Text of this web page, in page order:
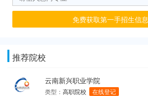
免费获取第一手招生信息
推荐院校
云南新兴职业学院
类型：高职院校 在线登记